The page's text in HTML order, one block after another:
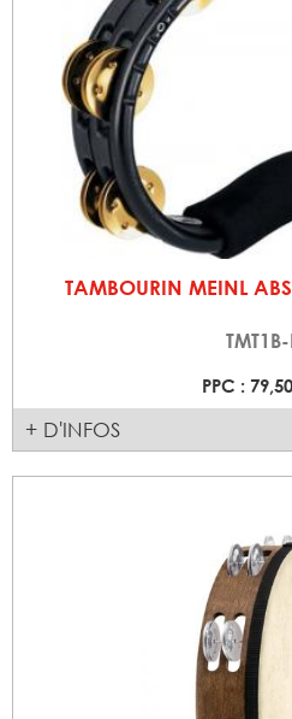
TAMBOURIN MEINL
PPC :
+ D'INFOS